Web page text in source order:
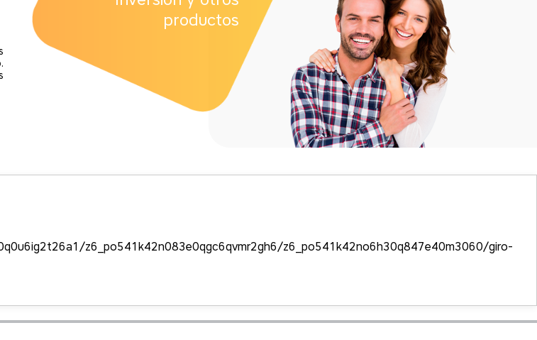
productos
z6_po541k42n083e0qgc6qvmr2gh6/z6_po541k42no6h30q847e40m3060/giro-